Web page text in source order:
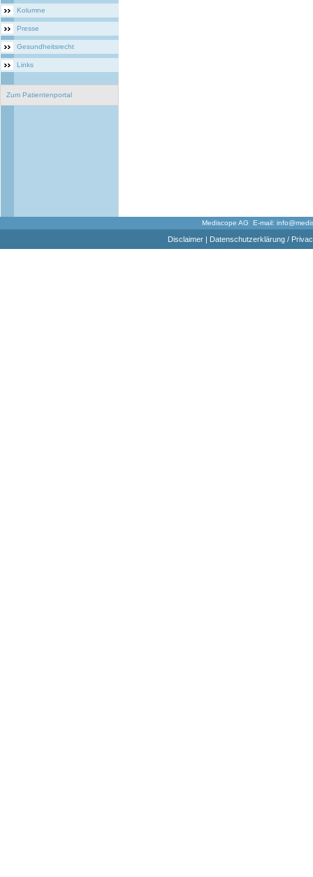
Kolumne
Presse
Gesundheitsrecht
Links
Zum Patientenportal
Mediscope AG E-mail:
Disclaimer| Datenschutzerklärung /